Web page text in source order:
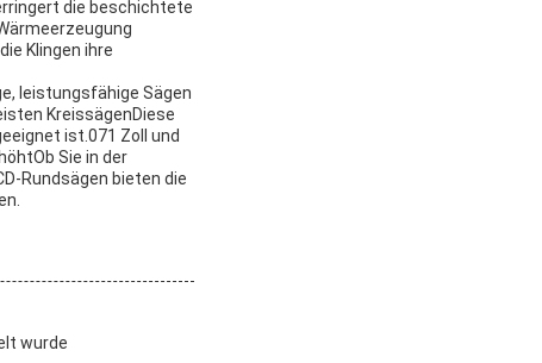
die beschichtete
Klingen ihre
leistungsfähige Sägen
KreissägenDiese
ist.071 Zoll und
Sie in der
Rundsägen bieten die
wurde